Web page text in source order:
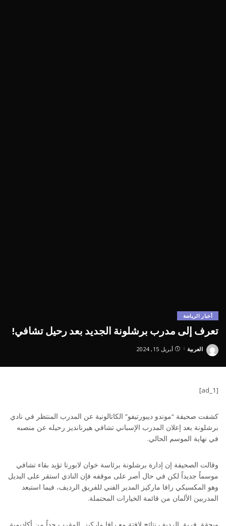
أخبار الرياضة
تعرف إلى مدرب برشلونة الجديد بعد رحيل تشافي!
Posted
العربية أبريل 15, 2024
[ad_1]
كشفت صحيفة “موندو ديبورتيفو” الكاتالونية عن المدرب المنتظر في نادي
برشلونة بعد إعلان المدرب الإسباني تشافي هيرنانديز رحيله عن منصبه
في نهاية الموسم الحالي.
وقالت الصحيفة إن إدارة برشلونة برئاسة خوان لابورتا تؤيد بقاء تشافي
موسماً جديداً لكن في حال أصر على موقفه فإن النادي استقر على البديل
وهو المكسيكي رافا ماركيز المدير الفني للفريق الرديف، فيما استبعد
المدربين الألمان من قائمة الخيارات المحتملة.